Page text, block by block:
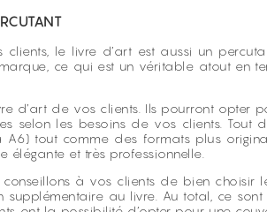
le livre d’art est aussi un
ce qui est un véritable atout en
d’art de vos clients. Ils pourront opter
selon les besoins de vos clients. Tout
A6) tout comme des formats plus
et très professionnelle.
à vos clients de bien choisir
au livre. Au total, ce